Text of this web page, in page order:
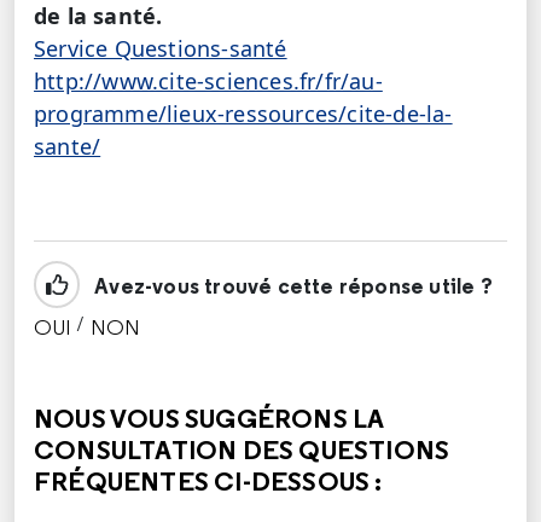
de la santé.
Service Questions-santé
http://www.cite-sciences.fr/fr/au-
programme/lieux-ressources/cite-de-la-
sante/
Avez-vous trouvé cette réponse utile ?
OUI / NON
NOUS VOUS SUGGÉRONS LA
CONSULTATION DES QUESTIONS
FRÉQUENTES CI-DESSOUS :